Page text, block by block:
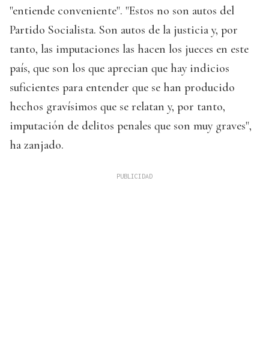
"entiende conveniente". "Estos no son autos del
Partido Socialista. Son autos de la justicia y, por
tanto, las imputaciones las hacen los jueces en este
país, que son los que aprecian que hay indicios
suficientes para entender que se han producido
hechos gravísimos que se relatan y, por tanto,
imputación de delitos penales que son muy graves",
ha zanjado.